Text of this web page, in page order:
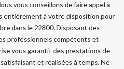
vous conseillons de faire appel à
entièrement à votre disposition pour
dans le 22800. Disposant des
professionnels compétents et
vous garantit des prestations de
et réalisées à temps. Ne